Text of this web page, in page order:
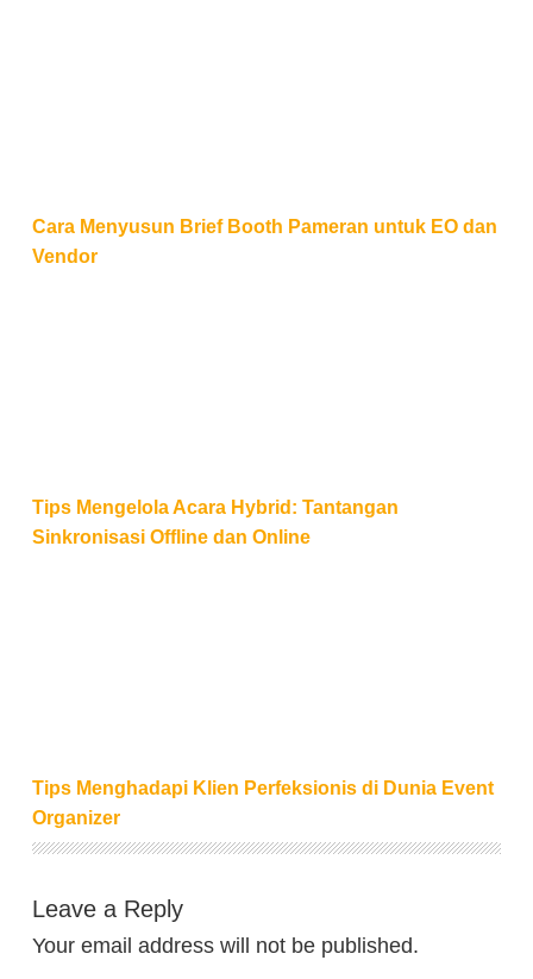
Cara Menyusun Brief Booth Pameran untuk EO dan
Vendor
Tips Mengelola Acara Hybrid: Tantangan
Sinkronisasi Offline dan Online
Tips Menghadapi Klien Perfeksionis di Dunia Event
Organizer
Leave a Reply
Your email address will not be published.